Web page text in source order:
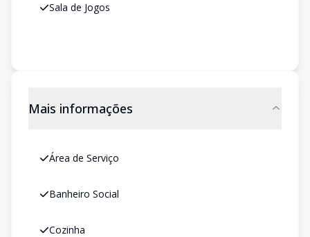
Sala de Jogos
Mais informações
Área de Serviço
Banheiro Social
Cozinha